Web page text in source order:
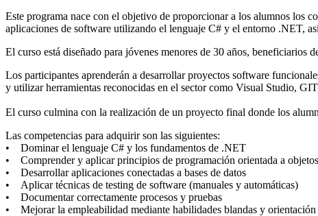
Este programa nace con el objetivo de proporcionar a los alumnos los
aplicaciones de software utilizando el lenguaje C# y el entorno .NET,
El curso está diseñado para jóvenes menores de 30 años,
Los participantes aprenderán a desarrollar proyectos software
y utilizar herramientas reconocidas en el sector como Visual Studio,
El curso culmina con la realización de un proyecto final donde los
Las competencias para adquirir son las siguientes:
• Dominar el lenguaje C# y los fundamentos de .NET
• Comprender y aplicar principios de programación orientada a objetos
• Desarrollar aplicaciones conectadas a bases de datos
• Aplicar técnicas de testing de software (manuales y automáticas)
• Documentar correctamente procesos y pruebas
• Mejorar la empleabilidad mediante habilidades blandas y orientación